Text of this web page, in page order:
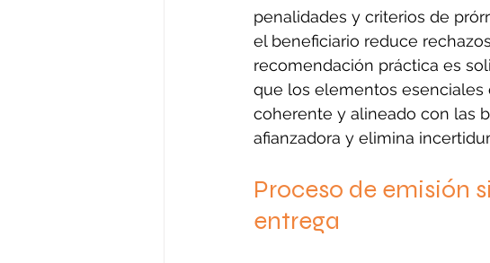
penalidades y criterios de
el beneficiario reduce
recomendación práctica es
que los elementos esenciales
coherente y alineado con las
afianzadora y elimina
Proceso de emisión
entrega